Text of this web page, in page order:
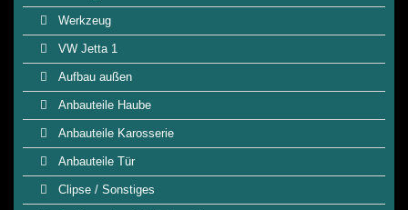
Werkzeug
VW Jetta 1
Aufbau außen
Anbauteile Haube
Anbauteile Karosserie
Anbauteile Tür
Clipse / Sonstiges